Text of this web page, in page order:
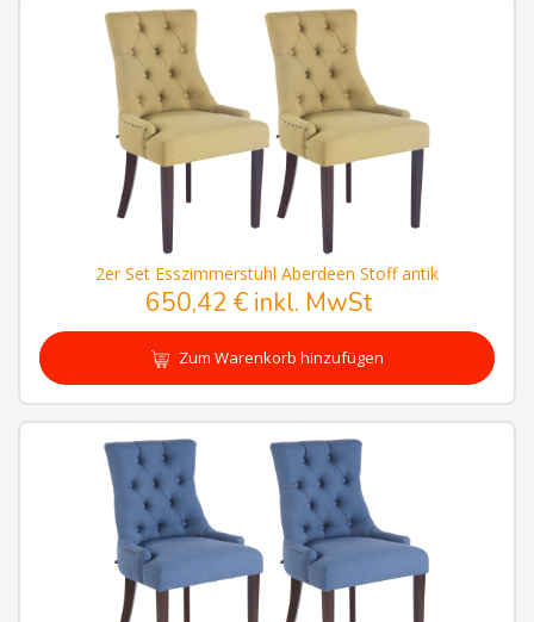
2er Set Esszimmerstuhl Aberdeen Stoff antik
650,42 € inkl. MwSt
Zum Warenkorb hinzufügen